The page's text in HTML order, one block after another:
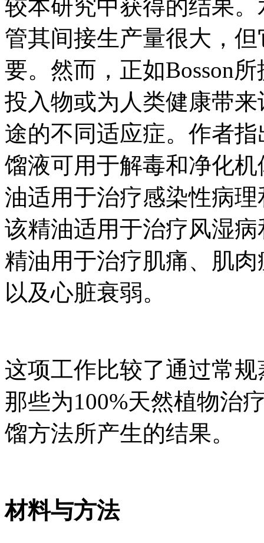
较本研究中获得的结果
管其间接生产量很大，
要。然而，正如Bosson
投入物或为人类健康带
途的不同适应症。作者
馏液可用于解毒和净化
油适用于治疗感染性病
该精油适用于治疗风湿
精油用于治疗肌痛、肌
以及心脏衰弱。
这项工作比较了通过常
那些为100%天然植物治
馏方法所产生的结果。
材料与方法